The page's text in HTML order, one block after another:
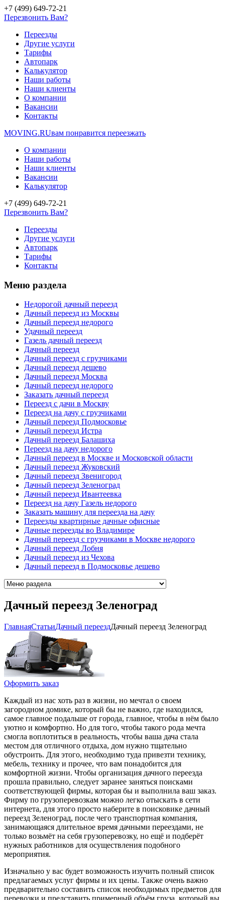
+7 (499) 649-72-21
Перезвонить Вам?
Переезды
Другие услуги
Тарифы
Автопарк
Калькулятор
Наши работы
Наши клиенты
О компании
Вакансии
Контакты
MOVING.RUвам понравится переезжать
О компании
Наши работы
Наши клиенты
Вакансии
Калькулятор
+7 (499) 649-72-21
Перезвонить Вам?
Переезды
Другие услуги
Автопарк
Тарифы
Контакты
Меню раздела
Недорогой дачный переезд
Дачный переезд из Москвы
Дачный переезд недорого
Удачный переезд
Газель дачный переезд
Дачный переезд
Дачный переезд с грузчиками
Дачный переезд дешево
Дачный переезд Москва
Дачный переезд недорого
Заказать дачный переезд
Переезд с дачи в Москву
Переезд на дачу с грузчиками
Дачный переезд Подмосковье
Дачный переезд Истра
Дачный переезд Балашиха
Переезд на дачу недорого
Дачный переезд в Москве и Московской области
Дачный переезд Жуковский
Дачный переезд Звенигород
Дачный переезд Зеленоград
Дачный переезд Ивантеевка
Переезд на дачу Газель недорого
Заказать машину для переезда на дачу
Переезды квартирные дачные офисные
Дачные переезды во Владимире
Дачный переезд с грузчиками в Москве недорого
Дачный переезд Лобня
Дачный переезд из Чехова
Дачный переезд в Подмосковье дешево
Дачный переезд Зеленоград
ГлавнаяCтатьиДачный переездДачный переезд Зеленоград
Оформить заказ
Каждый из нас хоть раз в жизни, но мечтал о своем
загородном домике, который бы не важно, где находился,
самое главное подальше от города, главное, чтобы в нём было
уютно и комфортно. Но для того, чтобы такого рода мечта
смогла воплотиться в реальность, чтобы ваша дача стала
местом для отличного отдыха, дом нужно тщательно
обустроить. Для этого, необходимо туда привезти технику,
мебель, технику и прочее, что вам понадобится для
комфортной жизни. Чтобы организация дачного переезда
прошла правильно, следует заранее заняться поисками
соответствующей фирмы, которая бы и выполнила ваш заказ.
Фирму по грузоперевозкам можно легко отыскать в сети
интернета, для этого просто наберите в поисковике дачный
переезд Зеленоград, после чего транспортная компания,
занимающаяся длительное время дачными переездами, не
только возьмёт на себя грузоперевозку, но ещё и подберёт
нужных работников для осуществления подобного
мероприятия.
Изначально у вас будет возможность изучить полный список
предлагаемых услуг фирмы и их цены. Также очень важно
предварительно составить список необходимых предметов для